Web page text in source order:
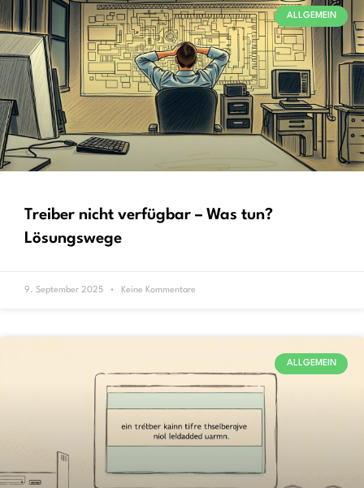
ALLGEMEIN
Treiber nicht verfügbar – Was tun?
Lösungswege
9. September 2025 Keine Kommentare
ALLGEMEIN